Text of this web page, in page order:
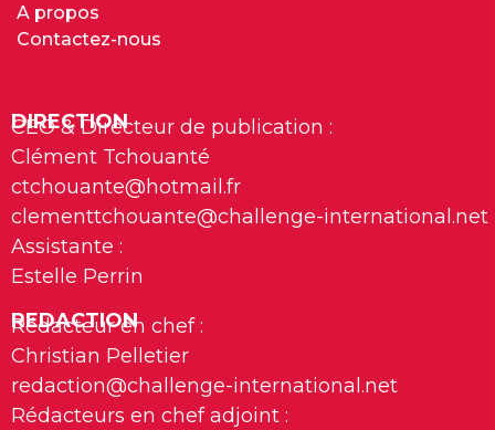
A propos
Contactez-nous
DIRECTION
CEO & Directeur de publication :
Clément Tchouanté
ctchouante@hotmail.fr
clementtchouante@challenge-international.net
Assistante :
Estelle Perrin
REDACTION
Rédacteur en chef :
Christian Pelletier
redaction@challenge-international.net
Rédacteurs en chef adjoint :